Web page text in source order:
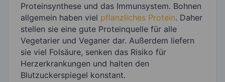
Proteinsynthese und das Immunsystem. Bohnen
allgemein haben viel pflanzliches Protein. Daher
stellen sie eine gute Proteinquelle für alle
Vegetarier und Veganer dar. Außerdem liefern
sie viel Folsäure, senken das Risiko für
Herzerkrankungen und halten den
Blutzuckerspiegel konstant.